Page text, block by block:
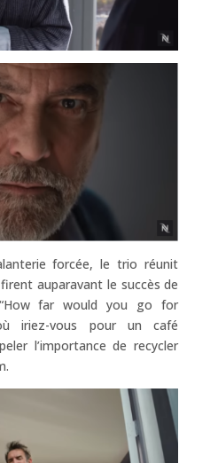
forcée, le trio réunit
auparavant le succès de
far would you go for
iriez-vous pour un café
l’importance de recycler